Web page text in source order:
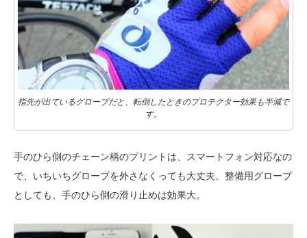
指先が出ているグローブだと、転倒したときのプロテクター効果も半減で
す。
手のひら側のチェーン柄のプリントは、スマートフォン対応なの
で、いちいちグローブを外さなくっても大丈夫。整備用グローブ
としても、手のひら側の滑り止めは効果大。